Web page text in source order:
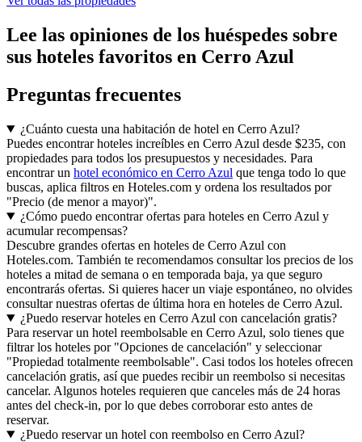
Lee las opiniones de los huéspedes sobre
sus hoteles favoritos en Cerro Azul
Preguntas frecuentes
¿Cuánto cuesta una habitación de hotel en Cerro Azul?
Puedes encontrar hoteles increíbles en Cerro Azul desde $235, con
propiedades para todos los presupuestos y necesidades. Para
encontrar un hotel económico en Cerro Azul que tenga todo lo que
buscas, aplica filtros en Hoteles.com y ordena los resultados por
"Precio (de menor a mayor)".
¿Cómo puedo encontrar ofertas para hoteles en Cerro Azul y
acumular recompensas?
Descubre grandes ofertas en hoteles de Cerro Azul con
Hoteles.com. También te recomendamos consultar los precios de los
hoteles a mitad de semana o en temporada baja, ya que seguro
encontrarás ofertas. Si quieres hacer un viaje espontáneo, no olvides
consultar nuestras ofertas de última hora en hoteles de Cerro Azul.
¿Puedo reservar hoteles en Cerro Azul con cancelación gratis?
Para reservar un hotel reembolsable en Cerro Azul, solo tienes que
filtrar los hoteles por "Opciones de cancelación" y seleccionar
"Propiedad totalmente reembolsable". Casi todos los hoteles ofrecen
cancelación gratis, así que puedes recibir un reembolso si necesitas
cancelar. Algunos hoteles requieren que canceles más de 24 horas
antes del check-in, por lo que debes corroborar esto antes de
reservar.
¿Puedo reservar un hotel con reembolso en Cerro Azul?